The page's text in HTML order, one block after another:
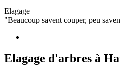
Elagage
"Beaucoup savent couper, peu
Elagage d'arbres à